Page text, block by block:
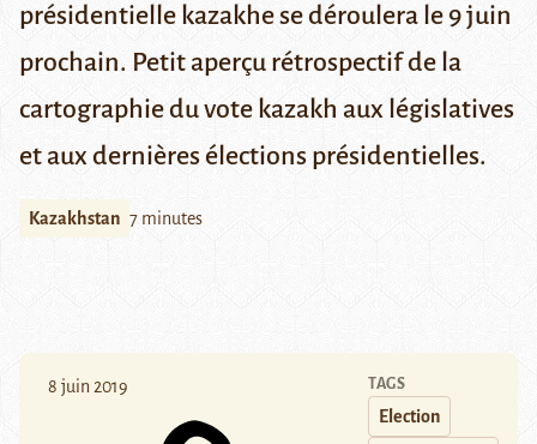
présidentielle kazakhe se déroulera le 9 juin
prochain. Petit aperçu rétrospectif de la
cartographie du vote kazakh aux législatives
et aux dernières élections présidentielles.
Kazakhstan 7 minutes
8 juin 2019 TAGS
Election